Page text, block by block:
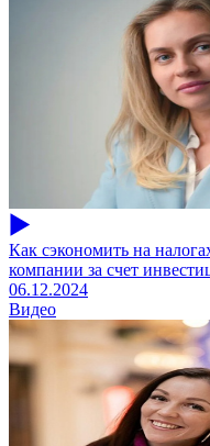
Как сэкономить на
компании за счет
06.12.2024
Видео